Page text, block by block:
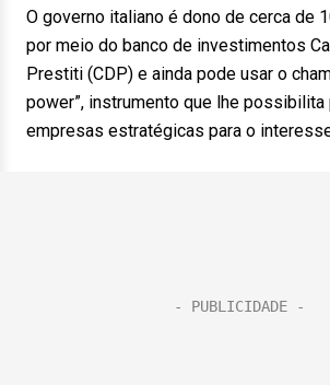
O governo italiano é dono de cerca de
por meio do banco de investimentos
Prestiti (CDP) e ainda pode usar o
power”, instrumento que lhe
empresas estratégicas para o